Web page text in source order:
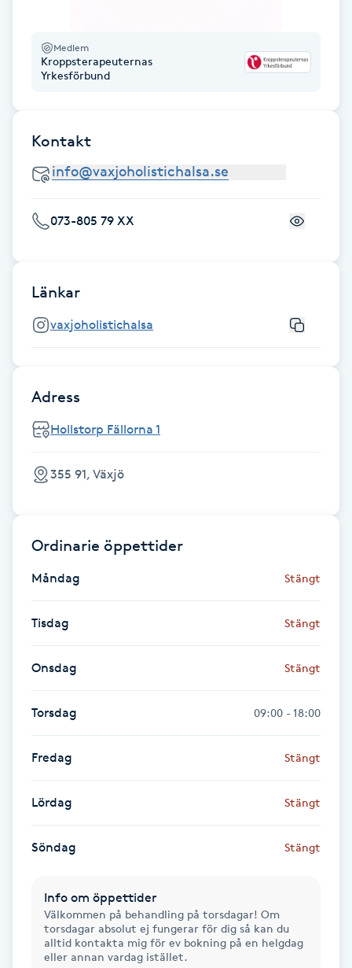
Fotvård
Fransar
Fransborttagning
Fransförlängning Volym
Fransk manikyr
Frekvensterapi
Friskvårdsmassage
Funktionsanalys
Färgning
Föning
Gel naglar
Gelenaglar
Gellack med förstärkning
Gravidmassage
Medlem
Kroppsterapeuternas
Yrkesförbund
Kontakt
073-805 79 XX
Länkar
vaxjoholistichalsa
Adress
Hollstorp Fällorna 1
355 91, Växjö
Ordinarie öppettider
Måndag Stängt
Tisdag Stängt
Onsdag Stängt
Torsdag 09:00 - 18:00
Fredag Stängt
Lördag Stängt
Söndag Stängt
Info om öppettider
Välkommen på behandling på torsdagar! Om
torsdagar absolut ej fungerar för dig så kan du
alltid kontakta mig för ev bokning på en helgdag
eller annan vardag istället.